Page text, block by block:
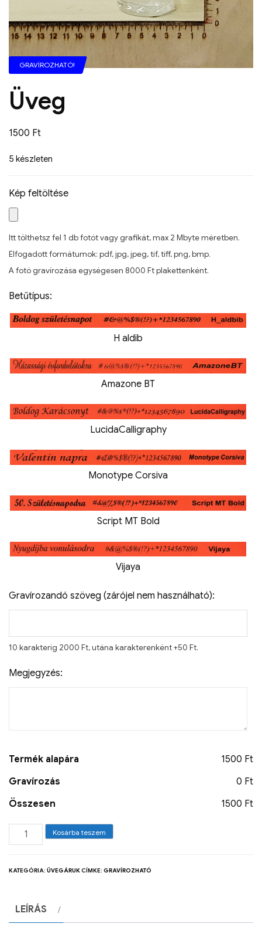
GRAVÍROZHATÓ!
Üveg
1500 Ft
5 készleten
Kép feltöltése
Itt tölthetsz fel 1 db fotót vagy grafikát, max 2 Mbyte méretben.
Elfogadott formátumok: pdf, jpg, jpeg, tif, tiff, png, bmp.
A fotó gravírozása egységesen 8000 Ft plakettenként.
Betűtípus:
H aldib
Amazone BT
LucidaCalligraphy
Monotype Corsiva
Script MT Bold
Vijaya
Gravírozandó szöveg (zárójel nem használható):
10 karakterig 2000 Ft, utána karakterenként +50 Ft.
Megjegyzés:
Termék alapára
1500 Ft
Gravírozás
0 Ft
Összesen
1500 Ft
Kosárba teszem
KATEGÓRIA: ÜVEGÁRUKCÍMKE: GRAVÍROZHATÓ
LEÍRÁS